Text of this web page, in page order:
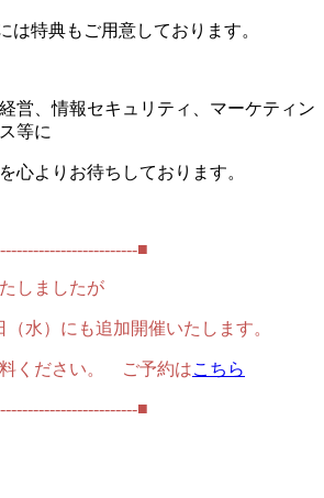
は特典もご用意しております。
営、情報セキュリティ、マーケティン
等に
心よりお待ちしております。
■
しましたが
（水）にも追加開催いたします。
ください。 ご予約はこちら
■